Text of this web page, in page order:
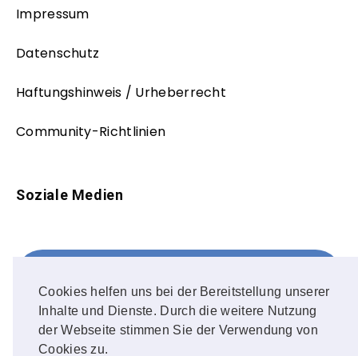
Cookies helfen uns bei der Bereitstellung unserer
Inhalte und Dienste. Durch die weitere Nutzung
der Webseite stimmen Sie der Verwendung von
Cookies zu.
Impressum
Datenschutz
Haftungshinweis / Urheberrecht
Community-Richtlinien
Soziale Medien
FOLLOW ME!
Instagram
OUR PHOTOS!